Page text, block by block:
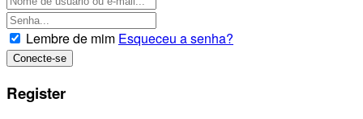
Lembre de mim Esqueceu a senha?
Register